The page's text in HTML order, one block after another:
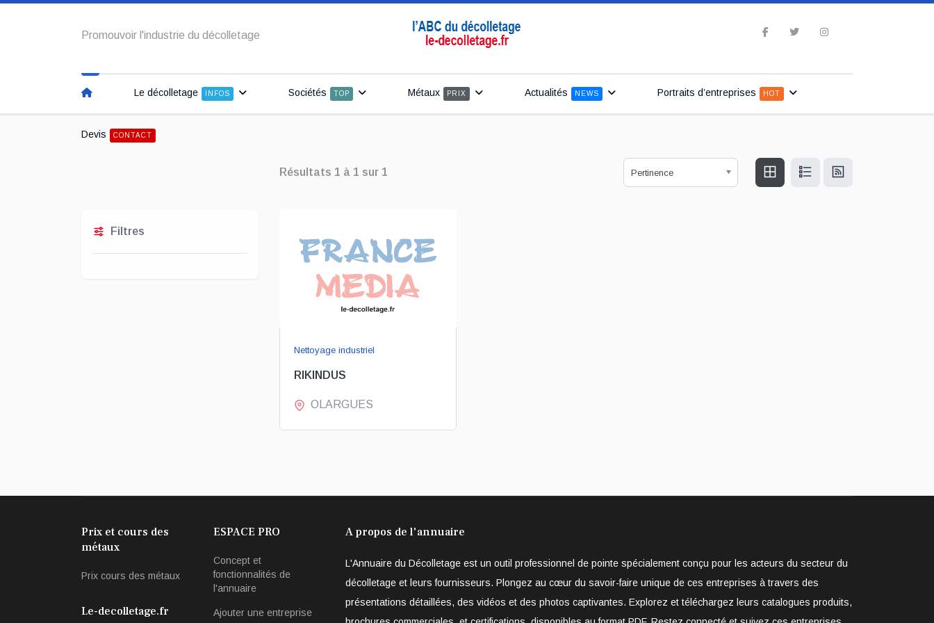
Promouvoir l'industrie du décolletage
Le décolletage INFOS Sociétés TOP Métaux PRIX Actualités NEWS Portraits d’entreprises HOT
Devis CONTACT
Résultats 1 à 1 sur 1 Pertinence
Filtres
Nettoyage industriel
RIKINDUS
OLARGUES
Prix et cours des
métaux
Prix cours des métaux
Le-decolletage.fr
ESPACE PRO
Concept et
fonctionnalités de
l'annuaire
Ajouter une entreprise
A propos de l'annuaire
L'Annuaire du Décolletage est un outil professionnel de pointe spécialement conçu pour les acteurs du secteur du
décolletage et leurs fournisseurs. Plongez au cœur du savoir-faire unique de ces entreprises à travers des
présentations détaillées, des vidéos et des photos captivantes. Explorez et téléchargez leurs catalogues produits,